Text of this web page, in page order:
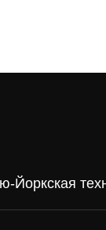
Йоркская